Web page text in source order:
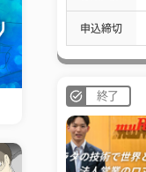
申込締切
終了